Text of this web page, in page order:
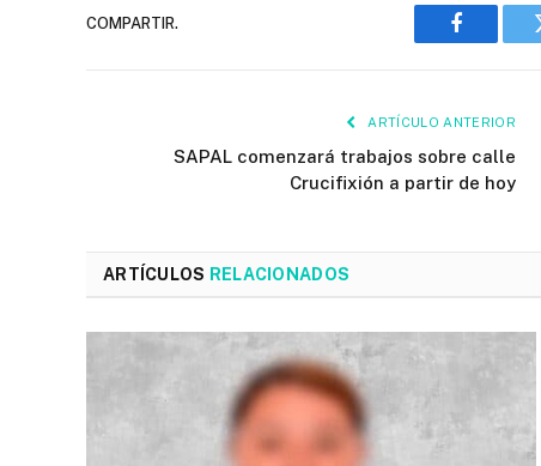
COMPARTIR.
Facebook
ARTÍCULO ANTERIOR
SAPAL comenzará trabajos sobre calle
Crucifixión a partir de hoy
ARTÍCULOS RELACIONADOS